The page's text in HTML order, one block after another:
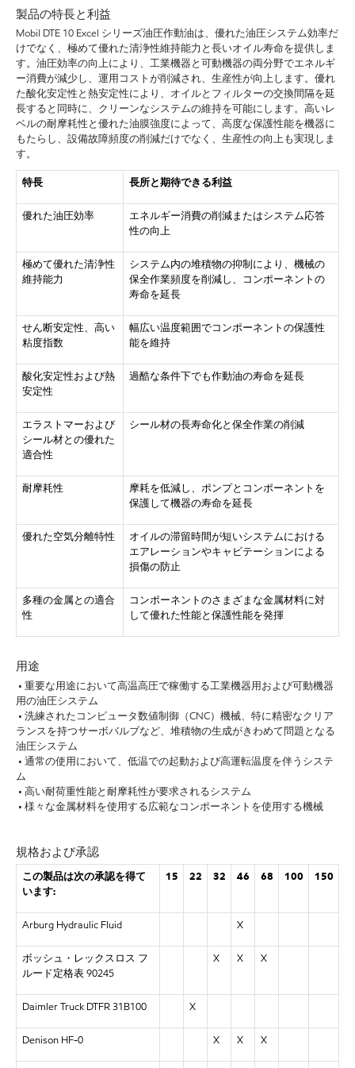
製品の特長と利益
Mobil DTE 10 Excel シリーズ油圧作動油は、優れた油圧システム効率だ
けでなく、極めて優れた清浄性維持能力と長いオイル寿命を提供しま
す。油圧効率の向上により、工業機器と可動機器の両分野でエネルギ
ー消費が減少し、運用コストが削減され、生産性が向上します。優れ
た酸化安定性と熱安定性により、オイルとフィルターの交換間隔を延
長すると同時に、クリーンなシステムの維持を可能にします。高いレ
ベルの耐摩耗性と優れた油膜強度によって、高度な保護性能を機器に
もたらし、設備故障頻度の削減だけでなく、生産性の向上も実現しま
す。
特長
長所と期待できる利益
優れた油圧効率
エネルギー消費の削減またはシステム応答
性の向上
極めて優れた清浄性
維持能力
システム内の堆積物の抑制により、機械の
保全作業頻度を削減し、コンポーネントの
寿命を延長
せん断安定性、高い
粘度指数
幅広い温度範囲でコンポーネントの保護性
能を維持
酸化安定性および熱
安定性
過酷な条件下でも作動油の寿命を延長
エラストマーおよび
シール材との優れた
適合性
シール材の長寿命化と保全作業の削減
耐摩耗性
摩耗を低減し、ポンプとコンポーネントを
保護して機器の寿命を延長
優れた空気分離特性
オイルの滞留時間が短いシステムにおける
エアレーションやキャビテーションによる
損傷の防止
多種の金属との適合
性
コンポーネントのさまざまな金属材料に対
して優れた性能と保護性能を発揮
用途
• 重要な用途において高温高圧で稼働する工業機器用および可動機器
用の油圧システム
• 洗練されたコンピュータ数値制御（CNC）機械、特に精密なクリア
ランスを持つサーボバルブなど、堆積物の生成がきわめて問題となる
油圧システム
• 通常の使用において、低温での起動および高運転温度を伴うシステ
ム
• 高い耐荷重性能と耐摩耗性が要求されるシステム
• 様々な金属材料を使用する広範なコンポーネントを使用する機械
規格および承認
この製品は次の承認を得て
います:
15 22 32 46 68 100 150
Arburg Hydraulic Fluid X
ボッシュ・レックスロス フ
ルード定格表 90245
X X X
Daimler Truck DTFR 31B100 X
Denison HF-0 X X X